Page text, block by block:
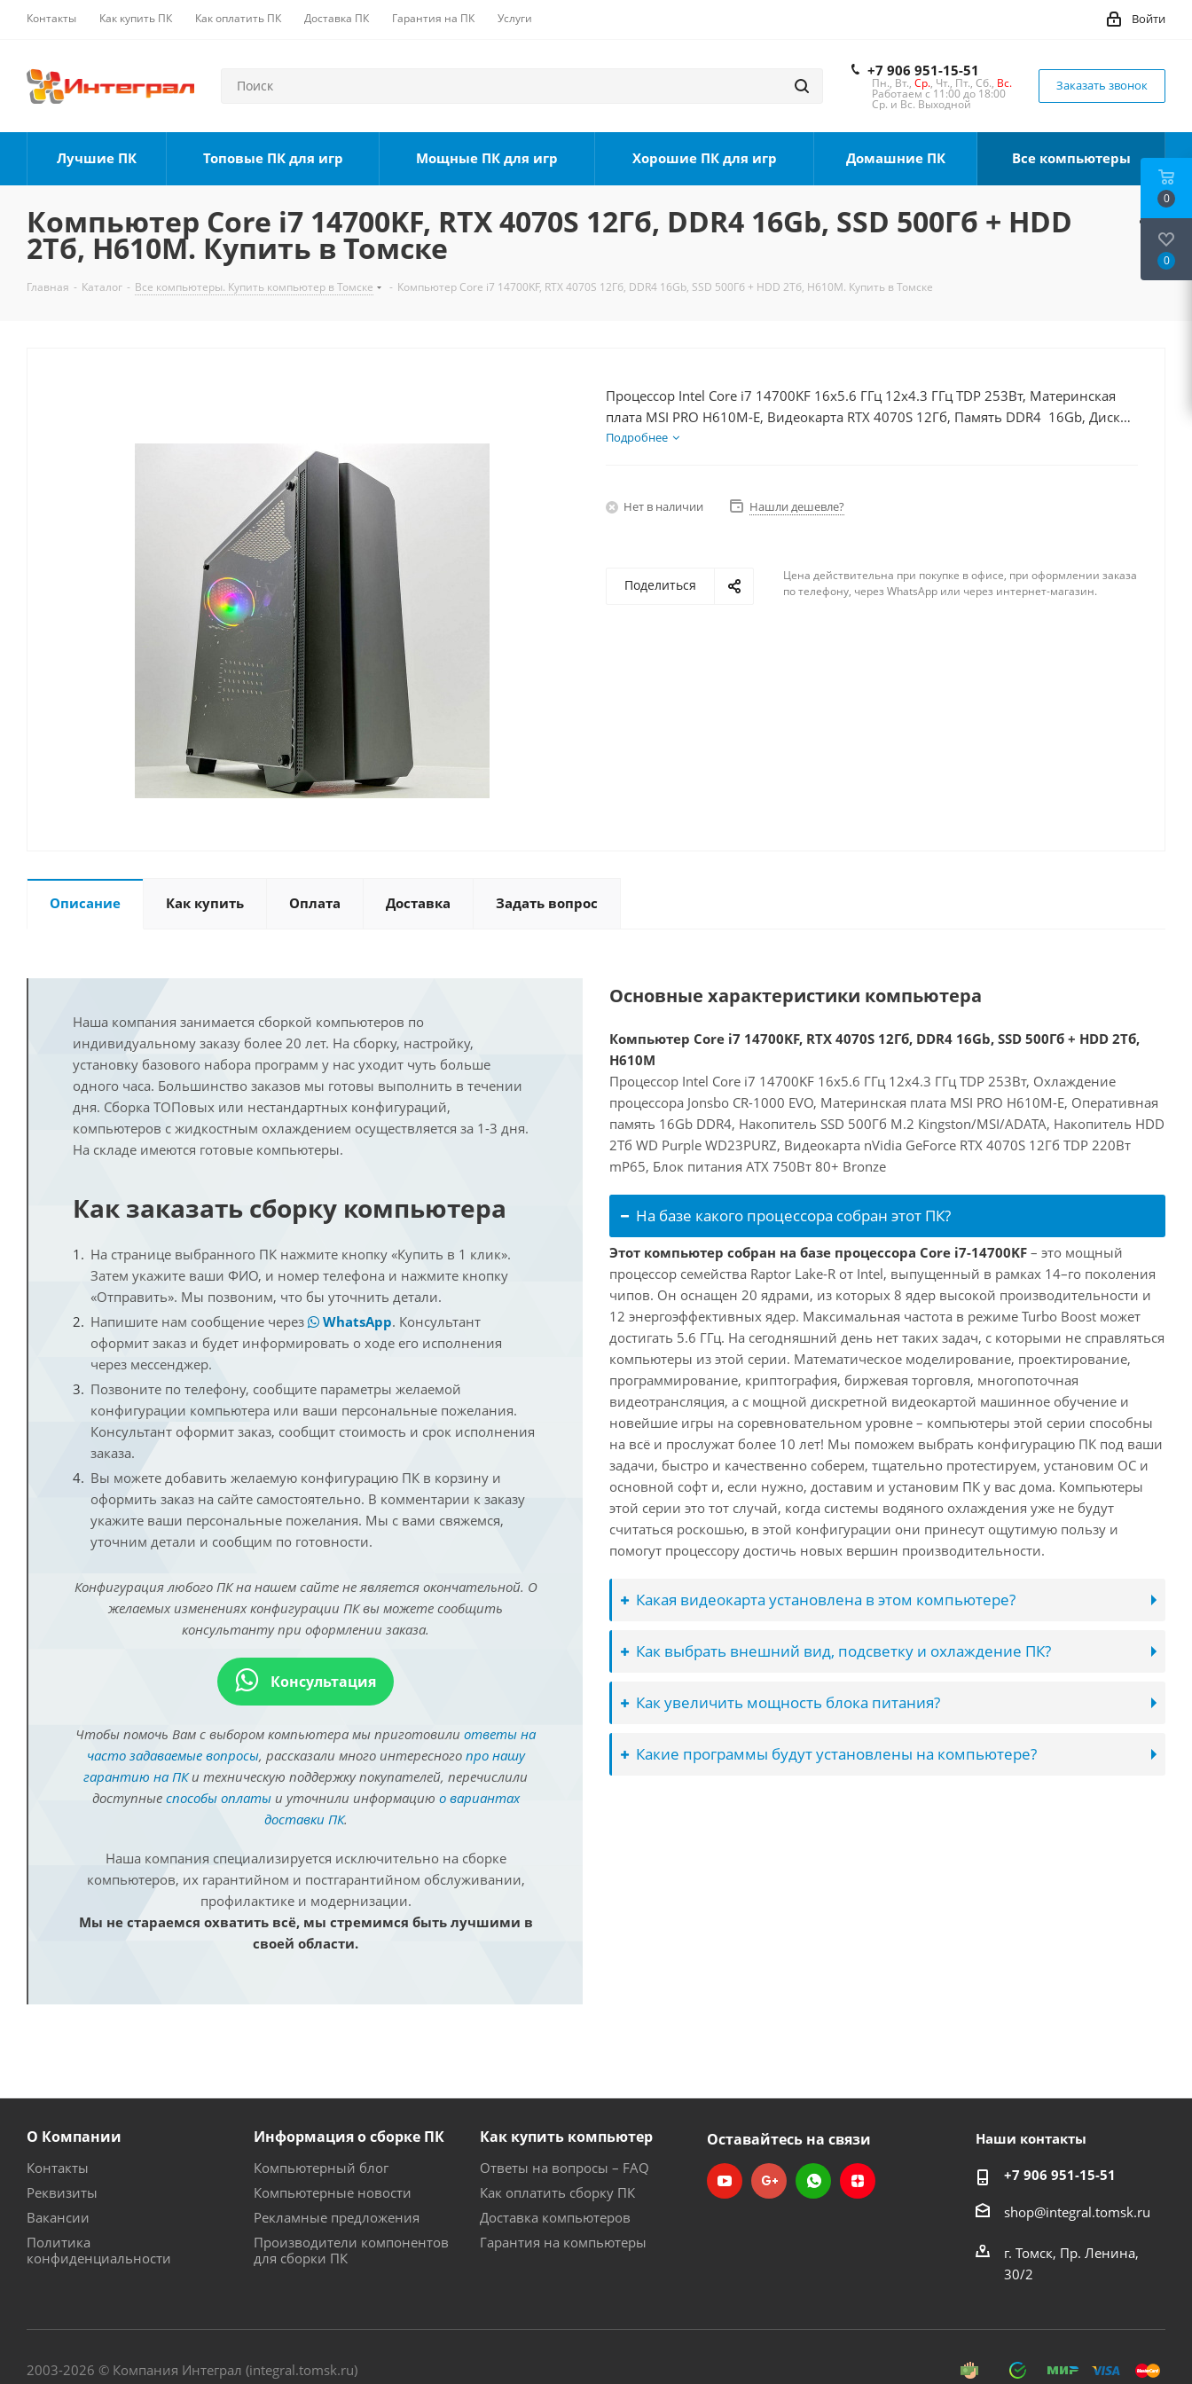
Контакты Как купить ПК Как оплатить ПК Доставка ПК Гарантия на ПК Услуги Войти
+7 906 951-15-51
Пн., Вт., Ср., Чт., Пт., Сб., Вс.
Работаем с 11:00 до 18:00
Ср. и Вс. Выходной
Заказать звонок
Лучшие ПК Топовые ПК для игр Мощные ПК для игр Хорошие ПК для игр Домашние ПК Все компьютеры
Компьютер Core i7 14700KF, RTX 4070S 12Гб, DDR4 16Gb, SSD 500Гб + HDD
2Тб, H610M. Купить в Томске
Главная - Каталог - Все компьютеры. Купить компьютер в Томске - Компьютер Core i7 14700KF, RTX 4070S 12Гб, DDR4 16Gb, SSD 500Гб + HDD 2Тб, H610M. Купить в Томске
Процессор Intel Core i7 14700KF 16x5.6 ГГц 12x4.3 ГГц TDP 253Вт, Материнская
плата MSI PRO H610M-E, Видеокарта RTX 4070S 12Гб, Память DDR4 16Gb, Диски
SSD 500Гб + HDD 2Тб, БП 750Вт
Подробнее
Нет в наличии Нашли дешевле?
Поделиться
Цена действительна при покупке в офисе, при оформлении заказа
по телефону, через WhatsApp или через интернет-магазин.
Описание Как купить Оплата Доставка Задать вопрос
Наша компания занимается сборкой компьютеров по
индивидуальному заказу более 20 лет. На сборку, настройку,
установку базового набора программ у нас уходит чуть больше
одного часа. Большинство заказов мы готовы выполнить в течении
дня. Сборка ТОПовых или нестандартных конфигураций,
компьютеров с жидкостным охлаждением осуществляется за 1-3 дня.
На складе имеются готовые компьютеры.
Как заказать сборку компьютера
На странице выбранного ПК нажмите кнопку «Купить в 1 клик».
Затем укажите ваши ФИО, и номер телефона и нажмите кнопку
«Отправить». Мы позвоним, что бы уточнить детали.
Напишите нам сообщение через
WhatsApp. Консультант
оформит заказ и будет информировать о ходе его исполнения
через мессенджер.
Позвоните по телефону, сообщите параметры желаемой
конфигурации компьютера или ваши персональные пожелания.
Консультант оформит заказ, сообщит стоимость и срок исполнения
заказа.
Вы можете добавить желаемую конфигурацию ПК в корзину и
оформить заказ на сайте самостоятельно. В комментарии к заказу
укажите ваши персональные пожелания. Мы с вами свяжемся,
уточним детали и сообщим по готовности.
Конфигурация любого ПК на нашем сайте не является окончательной. О
желаемых изменениях конфигурации ПК вы можете сообщить
консультанту при оформлении заказа.
Консультация
Чтобы помочь Вам с выбором компьютера мы приготовили ответы на
часто задаваемые вопросы, рассказали много интересного про нашу
гарантию на ПКи техническую поддержку покупателей, перечислили
доступные способы оплатыи уточнили информацию о вариантах
доставки ПК.
Наша компания специализируется исключительно на сборке
компьютеров, их гарантийном и постгарантийном обслуживании,
профилактике и модернизации.
Мы не стараемся охватить всё, мы стремимся быть лучшими в
своей области.
Основные характеристики компьютера
Компьютер Core i7 14700KF, RTX 4070S 12Гб, DDR4 16Gb, SSD 500Гб + HDD 2Тб,
H610M
Процессор Intel Core i7 14700KF 16x5.6 ГГц 12x4.3 ГГц TDP 253Вт, Охлаждение
процессора Jonsbo CR-1000 EVO, Материнская плата MSI PRO H610M-E, Оперативная
память 16Gb DDR4, Накопитель SSD 500Гб M.2 Kingston/MSI/ADATA, Накопитель HDD
2Тб WD Purple WD23PURZ, Видеокарта nVidia GeForce RTX 4070S 12Гб TDP 220Вт
mP65, Блок питания ATX 750Вт 80+ Bronze
На базе какого процессора собран этот ПК?
Этот компьютер собран на базе процессора Core i7-14700KF – это мощный
процессор семейства Raptor Lake-R от Intel, выпущенный в рамках 14–го поколения
чипов. Он оснащен 20 ядрами, из которых 8 ядер высокой производительности и
12 энергоэффективных ядер. Максимальная частота в режиме Turbo Boost может
достигать 5.6 ГГц. На сегодняшний день нет таких задач, с которыми не справляться
компьютеры из этой серии. Математическое моделирование, проектирование,
программирование, криптография, биржевая торговля, многопоточная
видеотрансляция, а с мощной дискретной видеокартой машинное обучение и
новейшие игры на соревновательном уровне – компьютеры этой серии способны
на всё и прослужат более 10 лет! Мы поможем выбрать конфигурацию ПК под ваши
задачи, быстро и качественно соберем, тщательно протестируем, установим ОС и
основной софт и, если нужно, доставим и установим ПК у вас дома. Компьютеры
этой серии это тот случай, когда системы водяного охлаждения уже не будут
считаться роскошью, в этой конфигурации они принесут ощутимую пользу и
помогут процессору достичь новых вершин производительности.
Какая видеокарта установлена в этом компьютере?
Как выбрать внешний вид, подсветку и охлаждение ПК?
Как увеличить мощность блока питания?
Какие программы будут установлены на компьютере?
О Компании
Контакты
Реквизиты
Вакансии
Политика
конфиденциальности
Информация о сборке ПК
Компьютерный блог
Компьютерные новости
Рекламные предложения
Производители компонентов
для сборки ПК
Как купить компьютер
Ответы на вопросы – FAQ
Как оплатить сборку ПК
Доставка компьютеров
Гарантия на компьютеры
Оставайтесь на связи Наши контакты
+7 906 951-15-51
shop@integral.tomsk.ru
г. Томск, Пр. Ленина,
30/2
2003-2026 © Компания Интеграл (integral.tomsk.ru)
0
0